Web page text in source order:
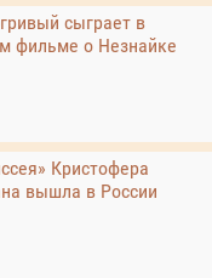
сыграет в
фильме о Незнайке
Кристофера
вышла в России